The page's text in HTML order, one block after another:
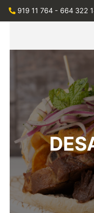
919 11 764 - 664 322